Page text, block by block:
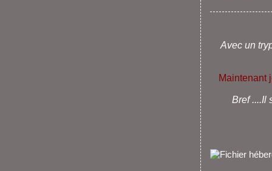
Avec un
Maintenant
Bref ....Il